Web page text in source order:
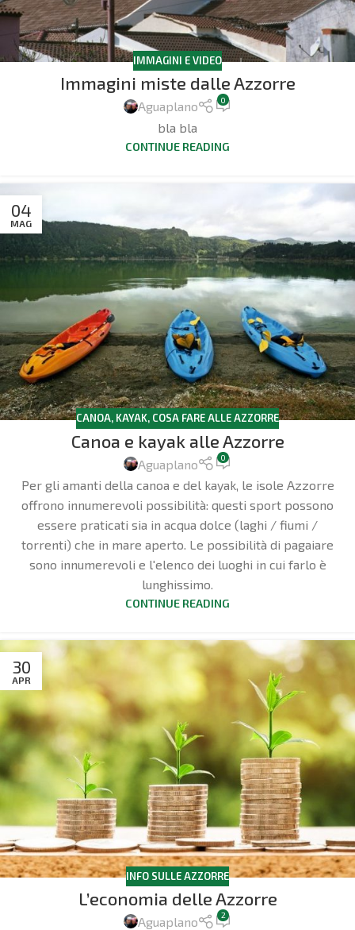
IMMAGINI E VIDEO
Immagini miste dalle Azzorre
Aguaplano 0
bla bla
CONTINUE READING
04
MAG
CANOA, KAYAK, COSA FARE ALLE AZZORRE
Canoa e kayak alle Azzorre
Aguaplano 0
Per gli amanti della canoa e del kayak, le isole Azzorre
offrono innumerevoli possibilità: questi sport possono
essere praticati sia in acqua dolce (laghi / fiumi /
torrenti) che in mare aperto. Le possibilità di pagaiare
sono innumerevoli e l'elenco dei luoghi in cui farlo è
lunghissimo.
CONTINUE READING
30
APR
INFO SULLE AZZORRE
L’economia delle Azzorre
Aguaplano 2